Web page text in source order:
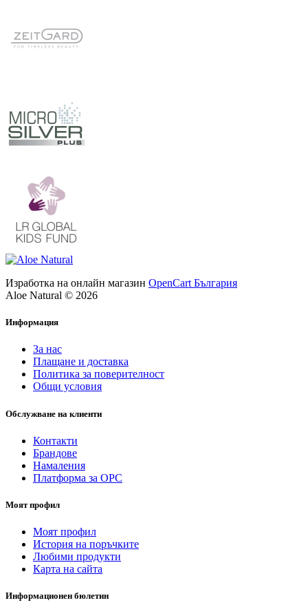
Изработка на онлайн магазин OpenCart България
Aloe Natural © 2026
Информация
За нас
Плащане и доставка
Политика за поверителност
Общи условия
Обслужване на клиенти
Контакти
Брандове
Намаления
Платформа за ОРС
Моят профил
Моят профил
История на поръчките
Любими продукти
Карта на сайта
Информационен бюлетин